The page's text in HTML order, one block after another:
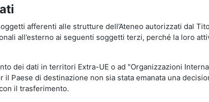
afferenti alle strutture dell’Ateneo autorizzati dal
all’esterno ai seguenti soggetti terzi, perché la loro
dei dati in territori Extra-UE o ad "Organizzazioni
il Paese di destinazione non sia stata emanata una
il trasferimento.